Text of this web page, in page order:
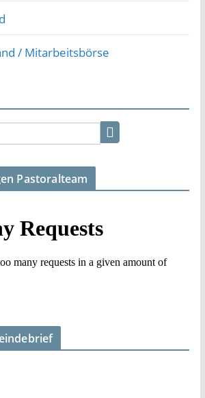
/ Mitarbeitsbörse
Pastoralteam